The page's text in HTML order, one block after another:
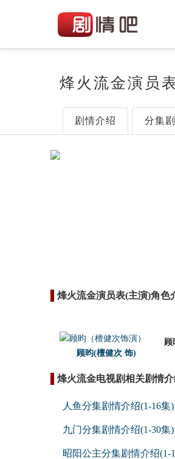
烽火流金演员
剧情介绍 分集
烽火流金演员表(主演)角色
顾昀(檀健次 饰)
顾
烽火流金电视剧相关剧情
人鱼分集剧情介绍(1-16集
九门分集剧情介绍(1-30集
昭阳公主分集剧情介绍(1-